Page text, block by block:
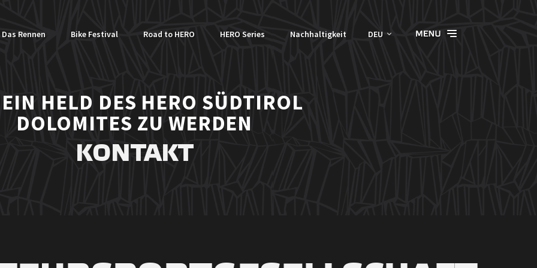
Das Rennen Bike Festival Road to HERO HERO Series Nachhaltigkeit DEU
HELD DES HERO SÜDTIROL
DOLOMITES ZU WERDEN
KONTAKT